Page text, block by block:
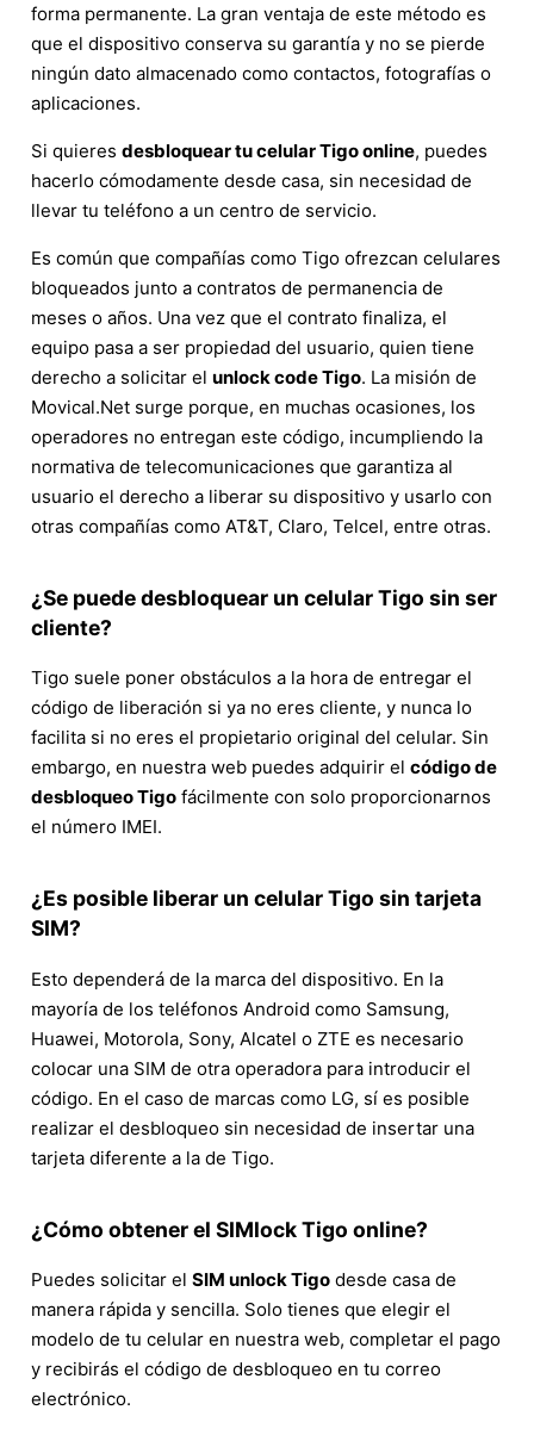
forma permanente. La gran ventaja de este método es
que el dispositivo conserva su garantía y no se pierde
ningún dato almacenado como contactos, fotografías o
aplicaciones.
Si quieres desbloquear tu celular Tigo online, puedes
hacerlo cómodamente desde casa, sin necesidad de
llevar tu teléfono a un centro de servicio.
Es común que compañías como Tigo ofrezcan celulares
bloqueados junto a contratos de permanencia de
meses o años. Una vez que el contrato finaliza, el
equipo pasa a ser propiedad del usuario, quien tiene
derecho a solicitar el unlock code Tigo. La misión de
Movical.Net surge porque, en muchas ocasiones, los
operadores no entregan este código, incumpliendo la
normativa de telecomunicaciones que garantiza al
usuario el derecho a liberar su dispositivo y usarlo con
otras compañías como AT&T, Claro, Telcel, entre otras.
¿Se puede desbloquear un celular Tigo sin ser
cliente?
Tigo suele poner obstáculos a la hora de entregar el
código de liberación si ya no eres cliente, y nunca lo
facilita si no eres el propietario original del celular. Sin
embargo, en nuestra web puedes adquirir el código de
desbloqueo Tigo fácilmente con solo proporcionarnos
el número IMEI.
¿Es posible liberar un celular Tigo sin tarjeta
SIM?
Esto dependerá de la marca del dispositivo. En la
mayoría de los teléfonos Android como Samsung,
Huawei, Motorola, Sony, Alcatel o ZTE es necesario
colocar una SIM de otra operadora para introducir el
código. En el caso de marcas como LG, sí es posible
realizar el desbloqueo sin necesidad de insertar una
tarjeta diferente a la de Tigo.
¿Cómo obtener el SIMlock Tigo online?
Puedes solicitar el SIM unlock Tigo desde casa de
manera rápida y sencilla. Solo tienes que elegir el
modelo de tu celular en nuestra web, completar el pago
y recibirás el código de desbloqueo en tu correo
electrónico.